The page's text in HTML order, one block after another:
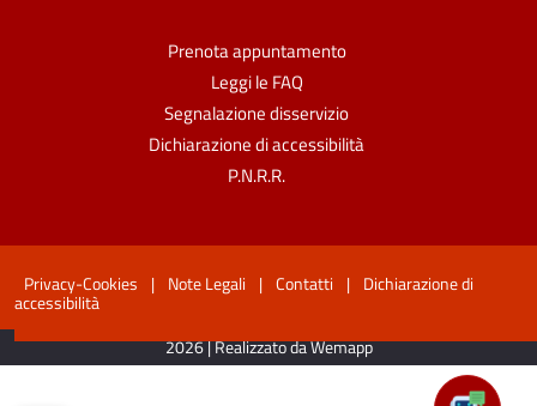
Prenota appuntamento
Leggi le FAQ
Segnalazione disservizio
Dichiarazione di accessibilità
P.N.R.R.
Privacy-Cookies | Note Legali | Contatti | Dichiarazione di
accessibilità
2026 | Realizzato da Wemapp